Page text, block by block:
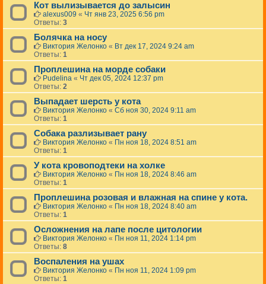
Кот вылизывается до залысин
alexus009 « Чт янв 23, 2025 6:56 pm
Ответы: 3
Болячка на носу
Виктория Желонко « Вт дек 17, 2024 9:24 am
Ответы: 1
Проплешина на морде собаки
Pudelina « Чт дек 05, 2024 12:37 pm
Ответы: 2
Выпадает шерсть у кота
Виктория Желонко « Сб ноя 30, 2024 9:11 am
Ответы: 1
Собака разлизывает рану
Виктория Желонко « Пн ноя 18, 2024 8:51 am
Ответы: 1
У кота кровоподтеки на холке
Виктория Желонко « Пн ноя 18, 2024 8:46 am
Ответы: 1
Проплешина розовая и влажная на спине у кота.
Виктория Желонко « Пн ноя 18, 2024 8:40 am
Ответы: 1
Осложнения на лапе после цитологии
Виктория Желонко « Пн ноя 11, 2024 1:14 pm
Ответы: 8
Воспаления на ушах
Виктория Желонко « Пн ноя 11, 2024 1:09 pm
Ответы: 1